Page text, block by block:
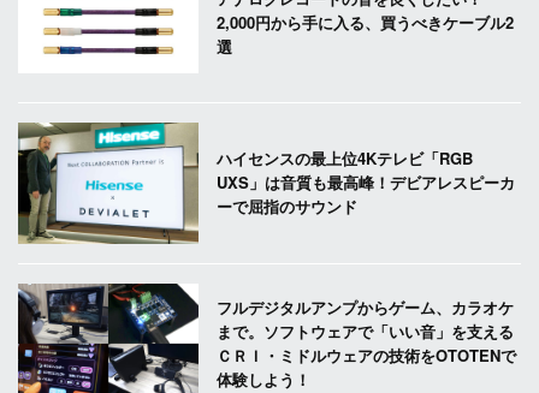
2,000円から手に入る、買うべきケーブル2
選
ハイセンスの最上位4Kテレビ「RGB
UXS」は音質も最高峰！デビアレスピーカ
ーで屈指のサウンド
フルデジタルアンプからゲーム、カラオケ
まで。ソフトウェアで「いい音」を支える
ＣＲＩ・ミドルウェアの技術をOTOTENで
体験しよう！